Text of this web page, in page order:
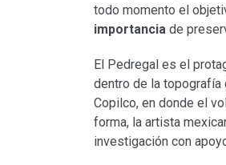
todo momento el
importancia de
El Pedregal es el
dentro de la topografía
Copilco, en donde el
forma, la artista
investigación con